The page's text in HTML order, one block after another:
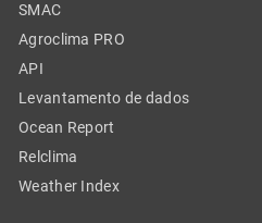
SMAC
Agroclima PRO
API
Levantamento de dados
Ocean Report
Relclima
Weather Index